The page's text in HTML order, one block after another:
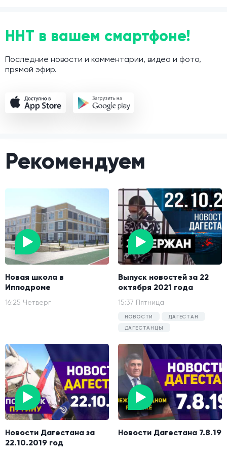
ННТ в вашем смартфоне!
Последние новости и комментарии, видео и фото,
прямой эфир.
Рекомендуем
Новая школа в
Ипподроме
16:25 Четверг
Выпуск новостей за 22
октября 2021 года
15:37 Пятница
НОВОСТИ
ДАГЕСТАН
ДАГЕСТАНЦЫ
Новости Дагестана за
22.10.2019 год
Новости Дагестана 7.8.19